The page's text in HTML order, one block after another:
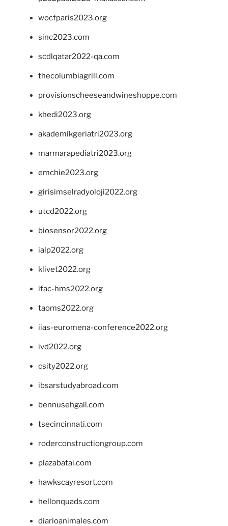
wocfparis2023.org
sinc2023.com
scdlqatar2022-qa.com
thecolumbiagrill.com
provisionscheeseandwineshoppe.com
khedi2023.org
akademikgeriatri2023.org
marmarapediatri2023.org
emchie2023.org
girisimselradyoloji2022.org
utcd2022.org
biosensor2022.org
ialp2022.org
klivet2022.org
ifac-hms2022.org
taoms2022.org
iias-euromena-conference2022.org
ivd2022.org
csity2022.org
ibsarstudyabroad.com
bennusehgall.com
tsecincinnati.com
roderconstructiongroup.com
plazabatai.com
hawkscayresort.com
hellonquads.com
diarioanimales.com